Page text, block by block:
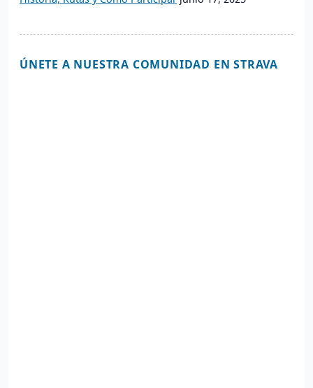
ÚNETE A NUESTRA COMUNIDAD EN STRAVA